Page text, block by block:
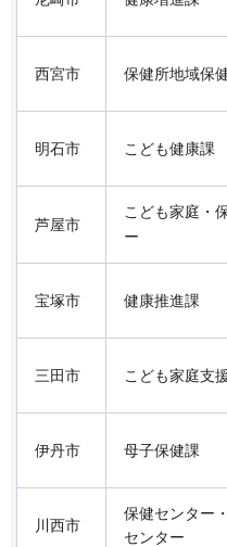
西宮市 保健所地域保
明石市 こども健康課
芦屋市
こども家庭・
ー
宝塚市 健康推進課
三田市 こども家庭支
伊丹市 母子保健課
川西市
保健センター
センター